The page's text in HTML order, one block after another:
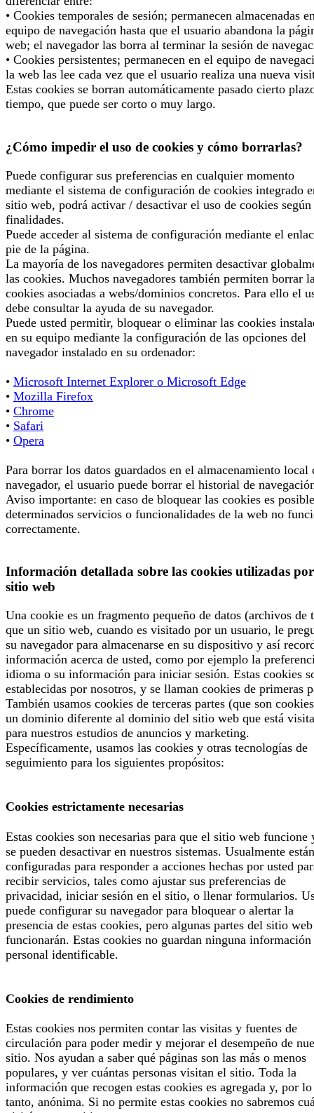
• Cookies temporales de sesión; permanecen almacenadas
equipo de navegación hasta que el usuario abandona la
web; el navegador las borra al terminar la sesión de
• Cookies persistentes; permanecen en el equipo de
la web las lee cada vez que el usuario realiza una nueva
Estas cookies se borran automáticamente pasado cierto
tiempo, que puede ser corto o muy largo.
¿Cómo impedir el uso de cookies y cómo borrarlas?
Puede configurar sus preferencias en cualquier momento
mediante el sistema de configuración de cookies integrado
sitio web, podrá activar / desactivar el uso de cookies según
finalidades.
Puede acceder al sistema de configuración mediante el
pie de la página.
La mayoría de los navegadores permiten desactivar
las cookies. Muchos navegadores también permiten borrar
cookies asociadas a webs/dominios concretos. Para ello el
debe consultar la ayuda de su navegador.
Puede usted permitir, bloquear o eliminar las cookies
en su equipo mediante la configuración de las opciones del
navegador instalado en su ordenador:
• Microsoft Internet Explorer o Microsoft Edge
• Mozilla Firefox
• Chrome
• Safari
• Opera
Para borrar los datos guardados en el almacenamiento local
navegador, el usuario puede borrar el historial de
Aviso importante: en caso de bloquear las cookies es
determinados servicios o funcionalidades de la web no
correctamente.
Información detallada sobre las cookies utilizadas por
sitio web
Una cookie es un fragmento pequeño de datos (archivos de
que un sitio web, cuando es visitado por un usuario, le
su navegador para almacenarse en su dispositivo y así
información acerca de usted, como por ejemplo la
idioma o su información para iniciar sesión. Estas cookies
establecidas por nosotros, y se llaman cookies de primeras
También usamos cookies de terceras partes (que son
un dominio diferente al dominio del sitio web que está
para nuestros estudios de anuncios y marketing.
Específicamente, usamos las cookies y otras tecnologías de
seguimiento para los siguientes propósitos:
Cookies estrictamente necesarias
Estas cookies son necesarias para que el sitio web funcione
se pueden desactivar en nuestros sistemas. Usualmente están
configuradas para responder a acciones hechas por usted
recibir servicios, tales como ajustar sus preferencias de
privacidad, iniciar sesión en el sitio, o llenar formularios.
puede configurar su navegador para bloquear o alertar la
presencia de estas cookies, pero algunas partes del sitio
funcionarán. Estas cookies no guardan ninguna información
personal identificable.
Cookies de rendimiento
Estas cookies nos permiten contar las visitas y fuentes de
circulación para poder medir y mejorar el desempeño de
sitio. Nos ayudan a saber qué páginas son las más o menos
populares, y ver cuántas personas visitan el sitio. Toda la
información que recogen estas cookies es agregada y, por lo
tanto, anónima. Si no permite estas cookies no sabremos